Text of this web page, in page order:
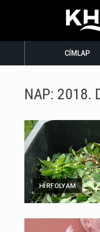
CÍMLAP
NAP: 2018.
HÍRFOLYAM